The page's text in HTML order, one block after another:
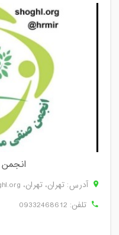
آدرس: تهران، تهران، shoghl.org
تلفن: 09332468612